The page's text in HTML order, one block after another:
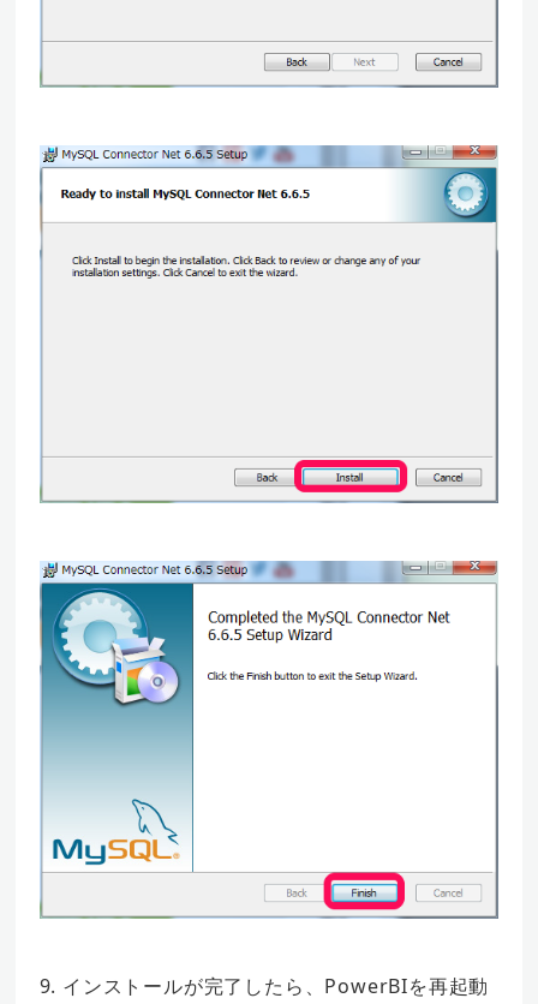
9. インストールが完了したら、PowerBIを再起動